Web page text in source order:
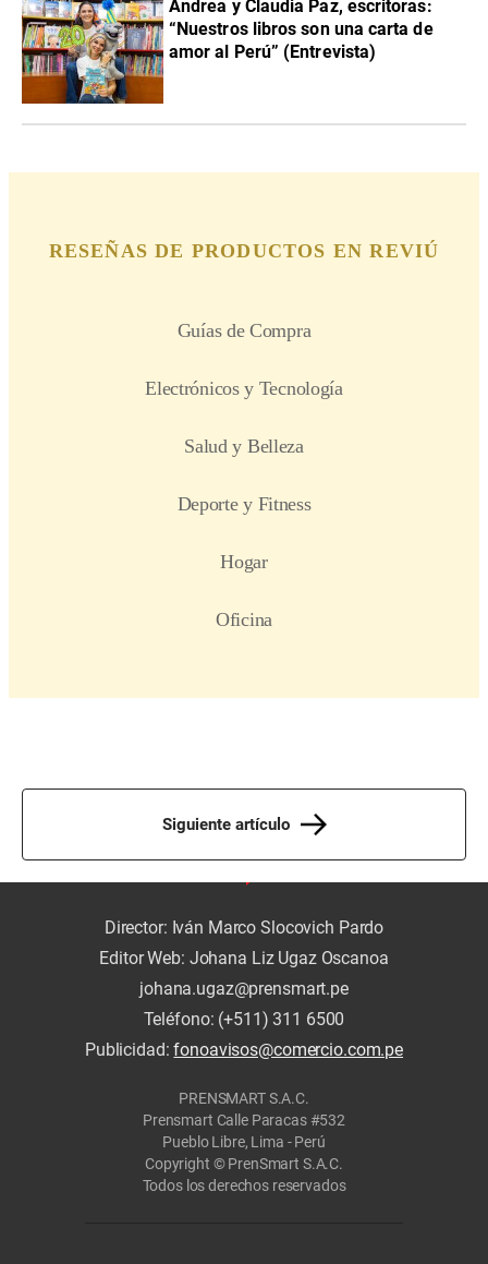
Andrea y Claudia Paz, escritoras:
“Nuestros libros son una carta de
amor al Perú” (Entrevista)
Siguiente artículo
Director: Iván Marco Slocovich Pardo
Editor Web: Johana Liz Ugaz Oscanoa
johana.ugaz@prensmart.pe
Teléfono: (+511) 311 6500
Publicidad:fonoavisos@comercio.com.pe
PRENSMART S.A.C.
Prensmart Calle Paracas #532
Pueblo Libre, Lima - Perú
Copyright © PrenSmart S.A.C.
Todos los derechos reservados